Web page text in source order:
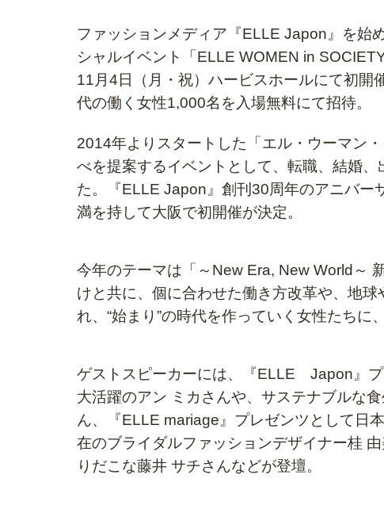
ファッションメディア『ELLE Japon』を始
シャルイベント「ELLE WOMEN in
11月4日（月・祝）ハービスホールにて初開
代の働く女性1,000名を入場無料にて招待。
2014年よりスタートした「エル・ウーマン・
べを提案するイベントとして、 転職、結婚、
た。
『ELLE Japon』創刊30周年のアニバー
満を持して大阪で初開催が決定。
今年のテーマは「～New Era, New World～
けと共に、個に合わせた働き方改革や、 地球
れ、 “始まり”の時代を作っていく女性たちに
ゲストスピーカーには、『ELLE Japon』プ
大活躍のアン ミカさんや、 サステナブルな
ん、
『ELLE mariage』プレゼンツとして日
在のブライダルファッションデザイナー桂 由
りだこな藤井 サチさんなどが登壇。